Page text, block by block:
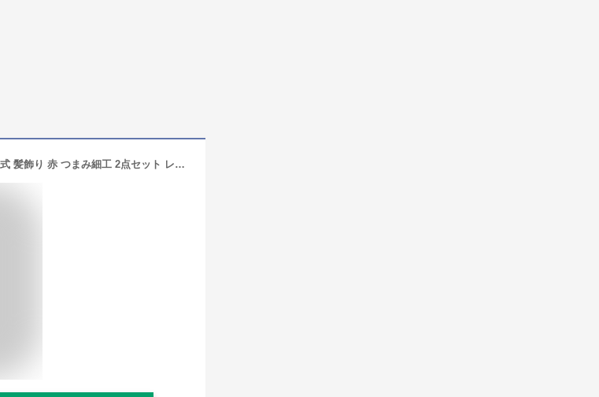
【11/4~11マラソン限定☆全品クーポン最大1000円OFF】成人式 髪飾り 赤 つまみ細工 2点セット レッド 白 ピンポンマム 菊 花 丸ぐけ紐 房飾り コーム Uピン 卒業式 振袖向け 袴向け ヘアアクセサリー 日本製 和装 あす楽対応商品